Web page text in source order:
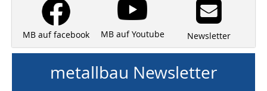
MB auf facebook MB auf Youtube Newsletter
metallbau Newsletter